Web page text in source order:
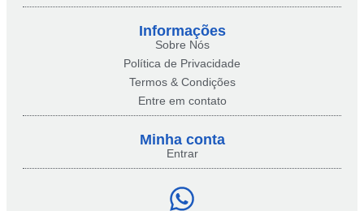
Informações
Sobre Nós
Política de Privacidade
Termos & Condições
Entre em contato
Minha conta​
Entrar